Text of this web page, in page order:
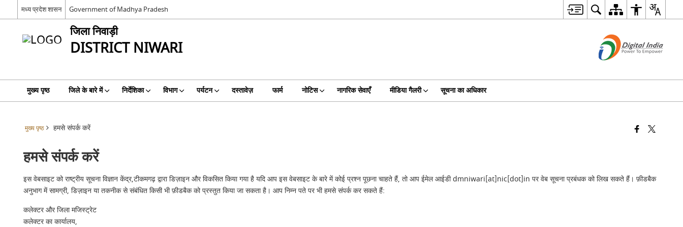
मध्य प्रदेश शासन Government of Madhya Pradesh
जिला निवाड़ी
DISTRICT NIWARI
मुख्य पृष्ठ जिले के बारे में निर्देशिका विभाग पर्यटन दस्तावेज़ फार्म नोटिस नागरिक सेवाएँ मीडिया गैलरी सूचना का अधिकार
मुख्य पृष्ठ हमसे संपर्क करें
हमसे संपर्क करें
इस वेबसाइट को राष्ट्रीय सूचना विज्ञान केंद्र,टीकमगढ़ द्वारा डिज़ाइन और विकसित किया गया है यदि आप इस वेबसाइट के बारे में कोई प्रश्न पूछना चाहते हैं, तो आप ईमेल आईडी dmniwari[at]nic[dot]in पर वेब सूचना प्रबंधक को लिख सकते हैं। फ़ीडबैक
अनुभाग में सामग्री, डिज़ाइन या तकनीक से संबंधित किसी भी फ़ीडबैक को प्रस्तुत किया जा सकता है। आप निम्न पते पर भी हमसे संपर्क कर सकते हैं:
कलेक्टर और जिला मजिस्ट्रेट
कलेक्टर का कार्यालय,